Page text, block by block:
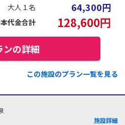
大人１名 64,300円
代金合計 128,600円
ンの詳細
この施設のプラン一覧を見る
施設詳細